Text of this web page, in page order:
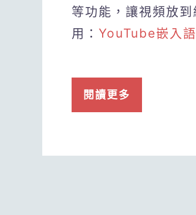
等功能，讓視頻放
用： YouTube嵌入
閱讀更多